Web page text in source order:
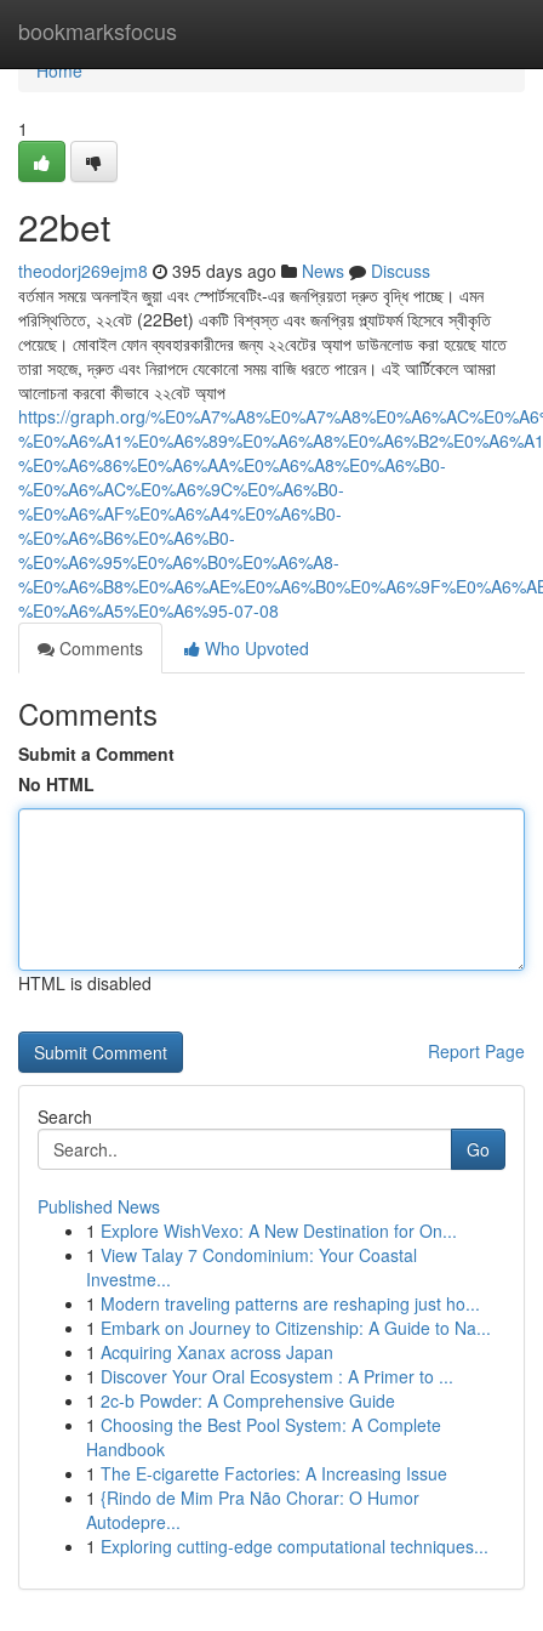
bookmarksfocus
Home
Home
1
22bet
theodorj269ejm8 395 days ago News
Discuss
বর্তমান সময়ে অনলাইন জুয়া এবং স্পোর্টসবেটিং-এর জনপ্রিয়তা দ্রুত বৃদ্ধি পাচ্ছে। এমন
পরিস্থিতিতে, ২২বেট (22Bet) একটি বিশ্বস্ত এবং জনপ্রিয় প্ল্যাটফর্ম হিসেবে স্বীকৃতি
পেয়েছে। মোবাইল ফোন ব্যবহারকারীদের জন্য ২২বেটের অ্যাপ ডাউনলোড করা হয়েছে যাতে
তারা সহজে, দ্রুত এবং নিরাপদে যেকোনো সময় বাজি ধরতে পারেন। এই আর্টিকেলে আমরা
আলোচনা করবো কীভাবে ২২বেট অ্যাপ
https://graph.org/
%E0%A6%86%E0%A6%AA%E0%A6%A8%E0%A6%B0-
%E0%A6%AC%E0%A6%9C%E0%A6%B0-
%E0%A6%AF%E0%A6%A4%E0%A6%B0-
%E0%A6%B6%E0%A6%B0-
%E0%A6%95%E0%A6%B0%E0%A6%A8-
%E0%A6%A5%E0%A6%95-07-08
Comments
Who Upvoted
Comments
Submit a Comment
No HTML
HTML is disabled
Report Page
Search
Go
Published News
1 Explore WishVexo: A New Destination for On...
1 View Talay 7 Condominium: Your Coastal
Investme...
1 Modern traveling patterns are reshaping just ho...
1 Embark on Journey to Citizenship: A Guide to Na...
1 Acquiring Xanax across Japan
1 Discover Your Oral Ecosystem : A Primer to ...
1 2c-b Powder: A Comprehensive Guide
1 Choosing the Best Pool System: A Complete
Handbook
1 The E-cigarette Factories: A Increasing Issue
1 {Rindo de Mim Pra Não Chorar: O Humor
Autodepre...
1 Exploring cutting-edge computational techniques...